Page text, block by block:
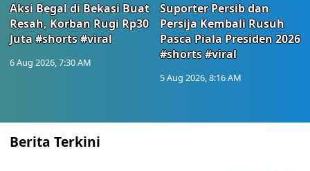
Aksi Begal di Bekasi Buat
Resah, Korban Rugi Rp30
Juta #shorts #viral
6 Aug 2026, 7:30 AM
Suporter Persib dan
Persija Kembali Rusuh
Pasca Piala Presiden 2026
#shorts #viral
5 Aug 2026, 8:16 AM
Berita Terkini